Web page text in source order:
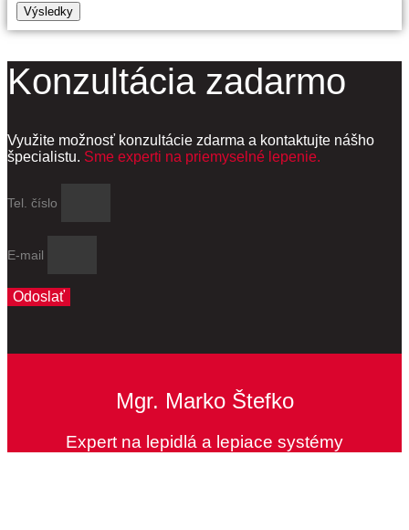
Výsledky
Konzultácia zadarmo
Využite možnosť konzultácie zdarma a kontaktujte nášho
špecialistu. Sme experti na priemyselné lepenie.
Tel. číslo
E-mail
Odoslať
Mgr. Marko Štefko
Expert na lepidlá a lepiace systémy